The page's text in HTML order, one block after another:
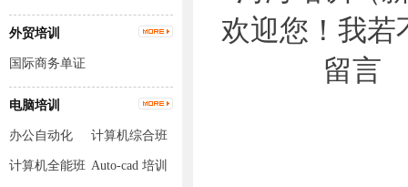
外贸培训
国际商务单证
员
电脑培训
办公自动化 计算机综合班
计算机全能班 Auto-cad 培训